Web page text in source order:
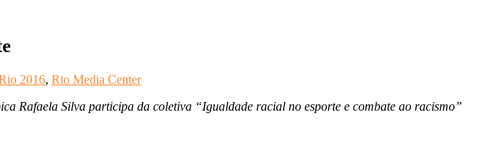
2016, Rio Media Center
Rafaela Silva participa da coletiva “Igualdade racial no esporte e combate ao racismo”